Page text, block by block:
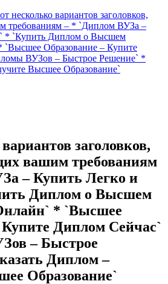
несколько вариантов заголовков,
требованиям – * `Диплом ВУЗа –
* `Купить Диплом о Высшем
Образование – Купите
ВУЗов – Быстрое Решение` *
Высшее Образование`
заголовков,
вашим требованиям
– Купить Легко и
Диплом о Высшем
* `Высшее
Купите Диплом Сейчас`
– Быстрое
Диплом –
Образование`